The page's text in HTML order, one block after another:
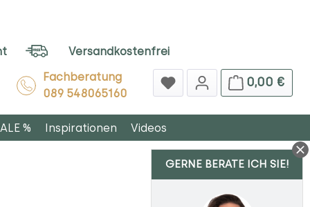
Versandkostenfrei
Fachberatung
089 548065160
0,00 €
% Inspirationen Videos
GERNE BERATE ICH SIE!